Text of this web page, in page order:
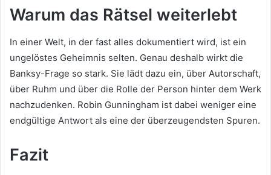
Warum das Rätsel weiterlebt
In einer Welt, in der fast alles dokumentiert wird, ist ein
ungelöstes Geheimnis selten. Genau deshalb wirkt die
Banksy-Frage so stark. Sie lädt dazu ein, über Autorschaft,
über Ruhm und über die Rolle der Person hinter dem Werk
nachzudenken. Robin Gunningham ist dabei weniger eine
endgültige Antwort als eine der überzeugendsten Spuren.
Fazit